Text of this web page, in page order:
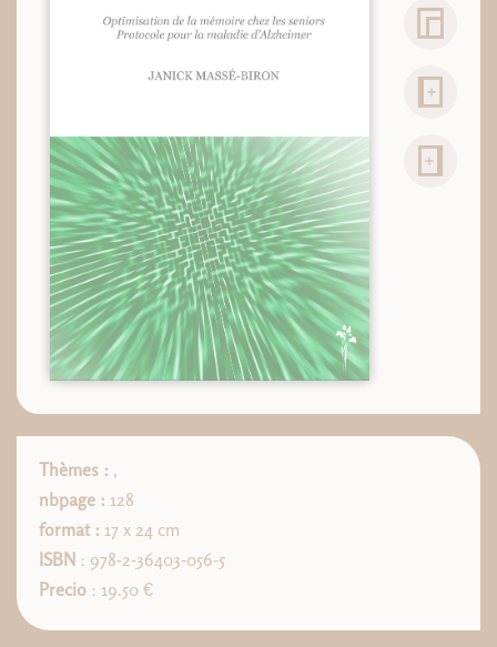
Thèmes : ,
nbpage : 128
format : 17 x 24 cm
ISBN : 978-2-36403-056-5
Precio : 19.50 €